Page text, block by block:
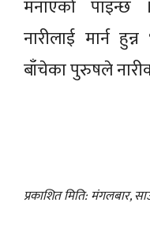
मनाएको पाइन्छ
नारीलाई मार्न
बाँचेका पुरुषले
प्रकाशित मिति: मंगलबार,